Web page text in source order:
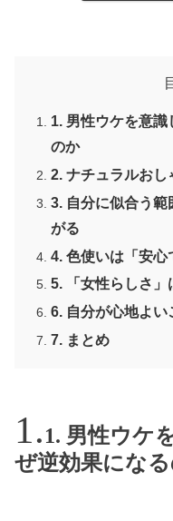
1. 男性ウケを意
のか
2. ナチュラルおし
3. 自分に似合う
がる
4. 色使いは「安心
5. 「女性らしさ」
6. 自分が心地よい
7. まとめ
1. 男性ウケ
ぜ逆効果にな